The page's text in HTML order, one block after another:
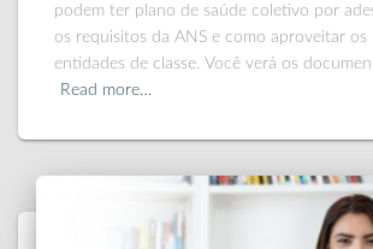
podem ter plano de saúde coletivo por
os requisitos da ANS e como aproveitar os
entidades de classe. Você verá os
Read more…